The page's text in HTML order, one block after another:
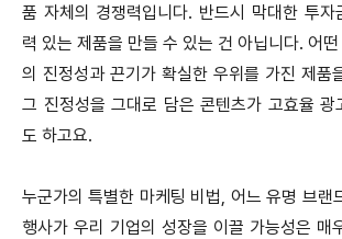
품 자체의 경쟁력입니다. 반드시 막대한 투자
력 있는 제품을 만들 수 있는 건 아닙니다. 어
의 진정성과 끈기가 확실한 우위를 가진 제품
그 진정성을 그대로 담은 콘텐츠가 고효율 광
도 하고요.
누군가의 특별한 마케팅 비법, 어느 유명 브랜
행사가 우리 기업의 성장을 이끌 가능성은 매